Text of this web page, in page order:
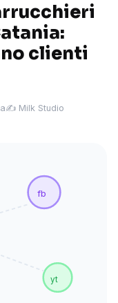
clienti
✍️ Milk Studio
fb
yt